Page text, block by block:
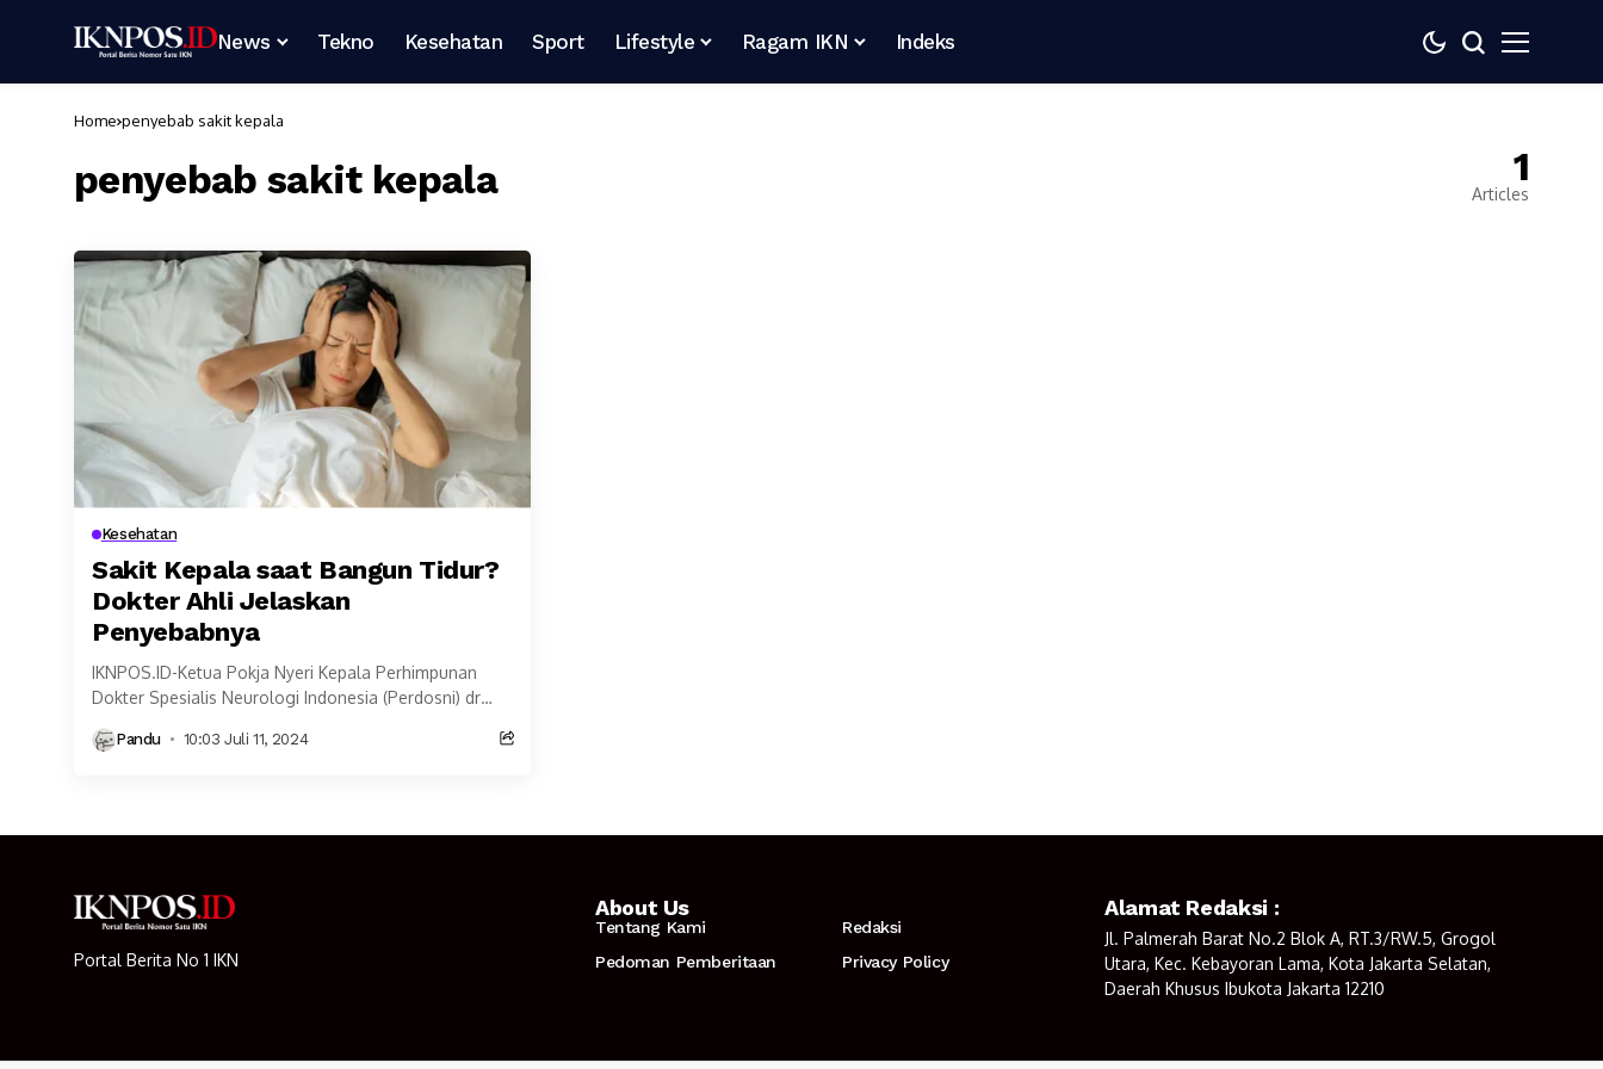
News Tekno Kesehatan Sport Lifestyle Ragam IKN Indeks
Home penyebab sakit kepala
penyebab sakit kepala 1
Articles
Kesehatan
Sakit Kepala saat Bangun Tidur?
Dokter Ahli Jelaskan
Penyebabnya
IKNPOS.ID-Ketua Pokja Nyeri Kepala Perhimpunan
Dokter Spesialis Neurologi Indonesia (Perdosni) dr
seseorang justru merasakan sakit kepala ketika...
Pandu 10:03 Juli 11, 2024
Portal Berita No 1 IKN
About Us
Tentang Kami
Redaksi
Pedoman Pemberitaan
Privacy Policy
Alamat Redaksi :
Jl. Palmerah Barat No.2 Blok A, RT.3/RW.5, Grogol
Utara, Kec. Kebayoran Lama, Kota Jakarta Selatan,
Daerah Khusus Ibukota Jakarta 12210